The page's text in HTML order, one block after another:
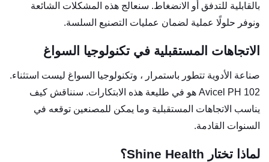
بالقابلية للتدفق أو الانضغاط. سنعالج هذه المشكلات الشائعة
ونوفر حلولًا عملية لضمان عمليات التصنيع السلسة.
الاتجاهات المستقبلية في تكنولوجيا السواغ
صناعة الأدوية تتطور باستمرار ، وتكنولوجيا السواغ ليست استثناء.
Avicel PH 102 هو في طليعة هذه الابتكارات. سنناقش كيف
يناسب الاتجاهات المستقبلية وما يمكن للمصنعين توقعه في
السنوات القادمة.
لماذا تختار Shine Health؟